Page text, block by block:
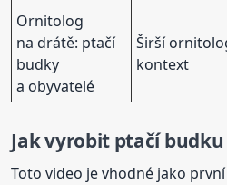
Ornitolog
na drátě: ptačí
budky
a obyvatelé
Širší
kontext
Jak vyrobit ptačí
Toto video je vhodné jako